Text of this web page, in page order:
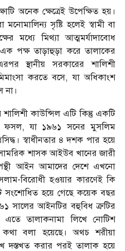
অনেক ক্ষেত্রেই উপেক্ষিত হয়।
মনোমালিন্য সৃষ্টি হলেই স্বামী বা
মধ্যে মিথ্যা আত্মমর্যাদাবোধ
পক্ষ তাড়াহুড়া করে তালাকের
স্থানীয় সরকারের শালিশী
করতে বসে, যা অধিকাংশ
না।
কাউন্সিল এটি কিন্তু একটি
ফসল, যা ১৯৬১ সনের মুসলিম
স্বাধীনতার ৪ দশক পার হয়ে
শাসক আইউব খানের জারী
আইন আমাদের দেশে এখনো
বিরোধী হওয়ার কারণেই কি
সংশোধিত হয়ে গেছে কয়েক বছর
সালের আইনটির বহুবিধ ত্রুটির
তালাকনামা লিখে নোটিশ
কথা বলা হয়েছে। অথচ শরীয়া
দস্তখত করার পরই তালাক হয়ে